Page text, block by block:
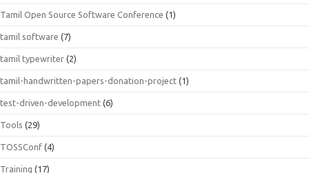
Tamil Open Source Software Conference (1)
tamil software (7)
tamil typewriter (2)
tamil-handwritten-papers-donation-project (1)
test-driven-development (6)
Tools (29)
TOSSConf (4)
Training (17)